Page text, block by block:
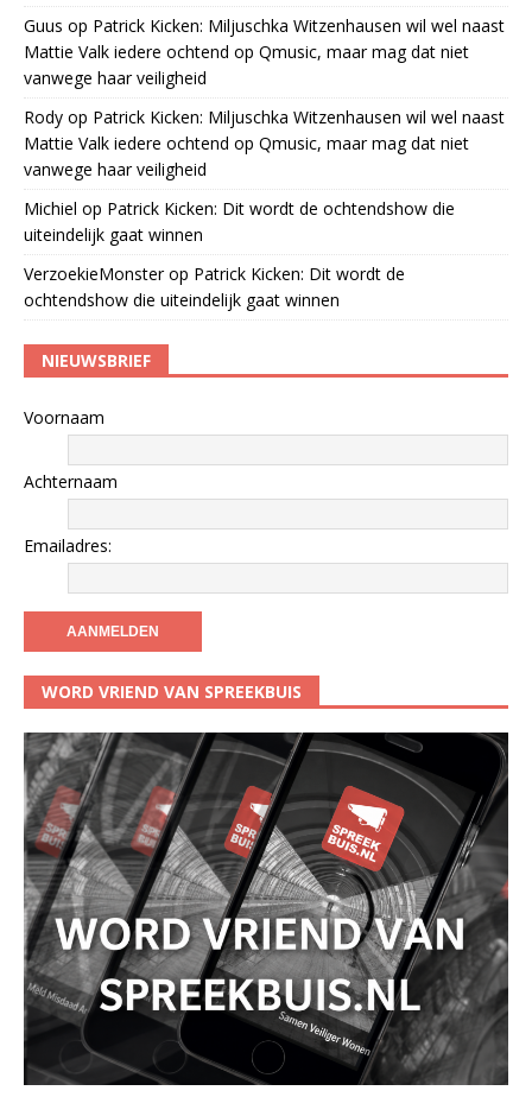
Guus op Patrick Kicken: Miljuschka Witzenhausen wil wel naast
Mattie Valk iedere ochtend op Qmusic, maar mag dat niet
vanwege haar veiligheid
Rody op Patrick Kicken: Miljuschka Witzenhausen wil wel naast
Mattie Valk iedere ochtend op Qmusic, maar mag dat niet
vanwege haar veiligheid
Michiel op Patrick Kicken: Dit wordt de ochtendshow die
uiteindelijk gaat winnen
VerzoekieMonsterop Patrick Kicken: Dit wordt de
ochtendshow die uiteindelijk gaat winnen
NIEUWSBRIEF
Voornaam
Achternaam
Emailadres:
WORD VRIEND VAN SPREEKBUIS